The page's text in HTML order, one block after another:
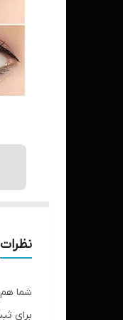
نظرات
شما هم
برای